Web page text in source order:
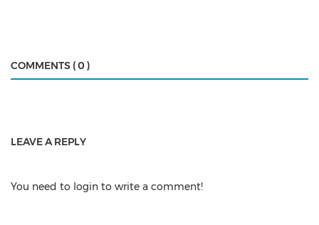
COMMENTS ( 0 )
LEAVE A REPLY
You need to login to write a comment!